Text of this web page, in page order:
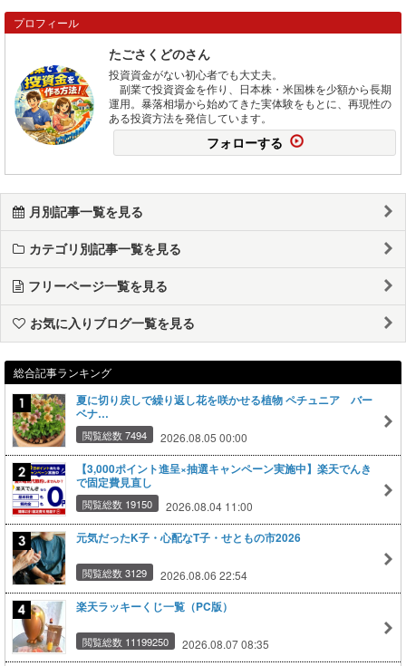
プロフィール
たごさくどのさん
投資資金がない初心者でも大丈夫。
副業で投資資金を作り、日本株・米国株を少額から長期
運用。暴落相場から始めてきた実体験をもとに、再現性の
ある投資方法を発信しています。
フォローする
月別記事一覧を見る
カテゴリ別記事一覧を見る
フリーページ一覧を見る
お気に入りブログ一覧を見る
総合記事ランキング
夏に切り戻しで繰り返し花を咲かせる植物 ペチュニア バー
ベナ…
閲覧総数 7494 2026.08.05 00:00
【3,000ポイント進呈×抽選キャンペーン実施中】楽天でんき
で固定費見直し
閲覧総数 19150 2026.08.04 11:00
元気だったK子・心配なT子・せともの市2026
閲覧総数 3129 2026.08.06 22:54
楽天ラッキーくじ一覧（PC版）
閲覧総数 11199250 2026.08.07 08:35